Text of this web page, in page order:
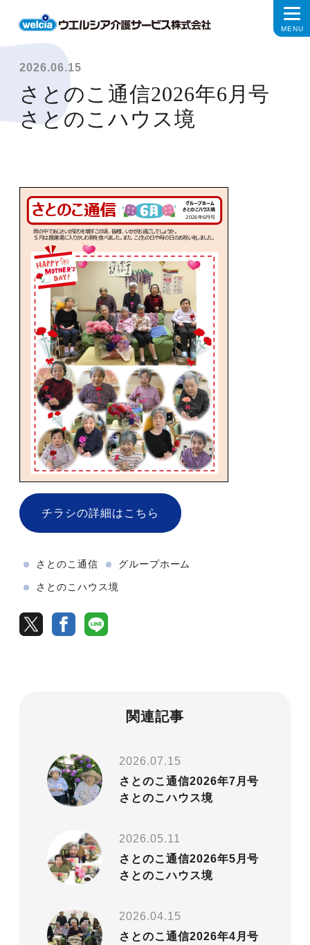
2026.06.15
さとのこ通信2026年6月号
さとのこハウス境
さとのこ通信 グループホーム
さとのこハウス境
関連記事
2026.07.15
さとのこ通信2026年7月号
さとのこハウス境
2026.05.11
さとのこ通信2026年5月号
さとのこハウス境
2026.04.15
さとのこ通信2026年4月号
チラシの詳細はこちら